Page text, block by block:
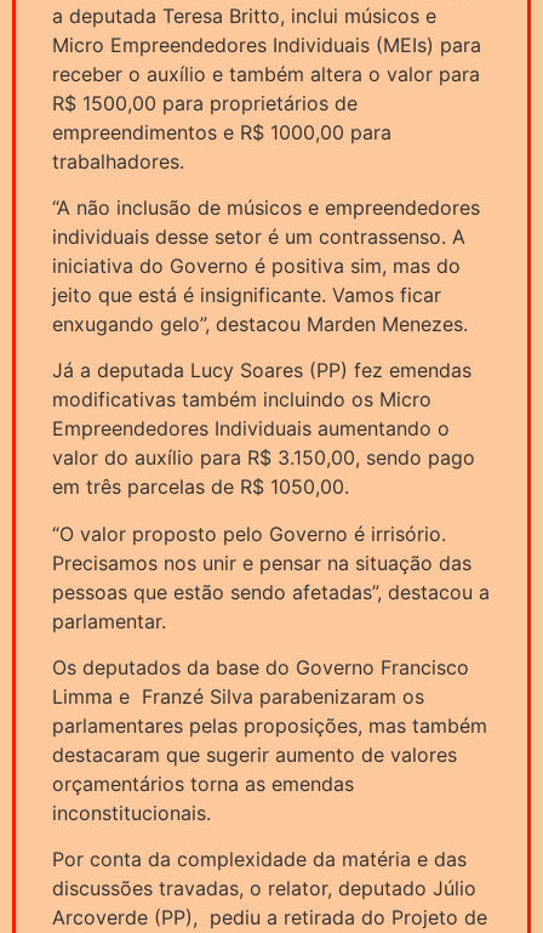
a deputada Teresa Britto, inclui músicos e
Micro Empreendedores Individuais (MEIs) para
receber o auxílio e também altera o valor para
R$ 1500,00 para proprietários de
empreendimentos e R$ 1000,00 para
trabalhadores.
“A não inclusão de músicos e empreendedores
individuais desse setor é um contrassenso. A
iniciativa do Governo é positiva sim, mas do
jeito que está é insignificante. Vamos ficar
enxugando gelo”, destacou Marden Menezes.
Já a deputada Lucy Soares (PP) fez emendas
modificativas também incluindo os Micro
Empreendedores Individuais aumentando o
valor do auxílio para R$ 3.150,00, sendo pago
em três parcelas de R$ 1050,00.
“O valor proposto pelo Governo é irrisório.
Precisamos nos unir e pensar na situação das
pessoas que estão sendo afetadas”, destacou a
parlamentar.
Os deputados da base do Governo Francisco
Limma e Franzé Silva parabenizaram os
parlamentares pelas proposições, mas também
destacaram que sugerir aumento de valores
orçamentários torna as emendas
inconstitucionais.
Por conta da complexidade da matéria e das
discussões travadas, o relator, deputado Júlio
Arcoverde (PP), pediu a retirada do Projeto de